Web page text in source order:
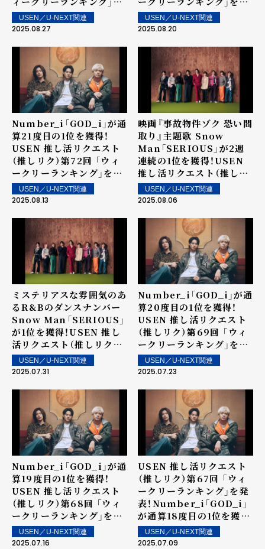
発表！～ 上位ランクイン楽
曲は街中・店内で配信！
USEN／U-NEXT関連
2025.08.27
表！～ 上位ランクイン楽曲
は街中・店内で配信！
USEN／U-NEXT関連
2025.08.20
Number_i「GOD_i」が通
算21度目の1位を獲得！
USEN 推し活リクエスト
（推しリク）第72回 「ウィ
ークリーランキング」を発
表！～ 上位ランクイン楽曲
は街中・店内で配信！
USEN／U-NEXT関連
2025.08.13
映画『事故物件ゾク 恐い間
取り』主題歌 Snow
Man「SERIOUS」が2週
連続の1位を獲得！USEN
推し活リクエスト（推しリ
ク）第71回 「ウィークリー
ランキング」を発表！～ 上
店内で配信！
USEN／U-NEXT関連
2025.08.06
ミステリアスな雰囲気のあ
るR&Bのダンスナンバー
Snow Man「SERIOUS」
が1位を獲得！USEN 推し
活リクエスト（推しリク）
第70回 「ウィークリーラ
ンキング」を発表！～ 上位
内で配信！
USEN／U-NEXT関連
2025.07.31
Number_i「GOD_i」が通
算20度目の1位を獲得！
USEN 推し活リクエスト
（推しリク）第69回 「ウィ
ークリーランキング」を発
表！～ 上位ランクイン楽曲
は街中・店内で配信！
USEN／U-NEXT関連
2025.07.23
Number_i「GOD_i」が通
算19度目の1位を獲得！
USEN 推し活リクエスト
（推しリク）第68回 「ウィ
ークリーランキング」を発
表！2位にSnowman、3位
に櫻坂46！SixTONESの
USEN／U-NEXT関連
2025.07.16
USEN 推し活リクエスト
（推しリク）第67回 「ウィ
ークリーランキング」を発
表！Number_i「GOD_i」
が通算18度目の1位を獲
得！2位にSnow Man、3
位に櫻坂46！～ 上位ラン
USEN／U-NEXT関連
2025.07.09